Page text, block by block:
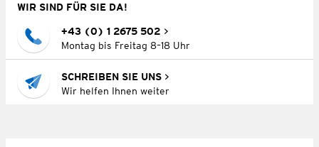
WIR SIND FÜR SIE DA!
+43 (0) 1 2675 502
Montag bis Freitag 8–18 Uhr
SCHREIBEN SIE UNS
Wir helfen Ihnen weiter